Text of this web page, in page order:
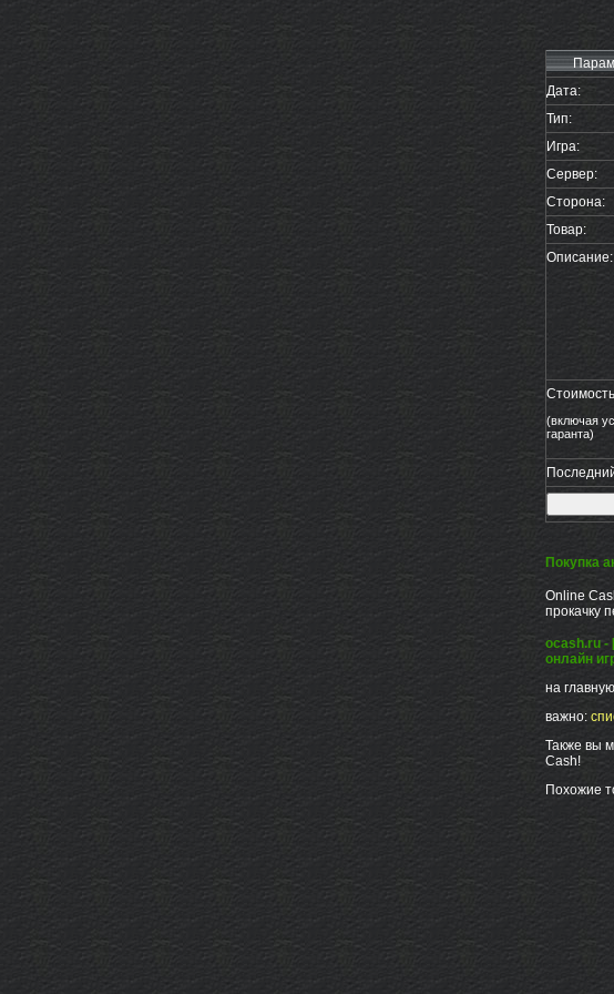
Дата:
Тип:
Игра:
Сервер:
Сторона:
Товар:
Описание:
(включая
гаранта)
Покупка
Online
прокачку
ocash.ru -
онлайн
на
важно:
Также вы
Cash!
Похожие